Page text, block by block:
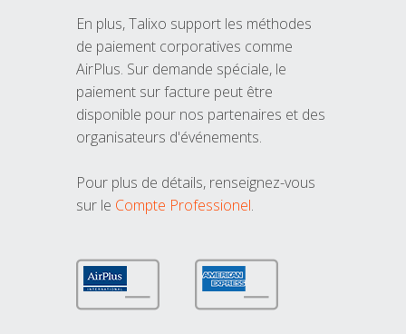
En plus, Talixo support les méthodes
de paiement corporatives comme
AirPlus. Sur demande spéciale, le
paiement sur facture peut être
disponible pour nos partenaires et des
organisateurs d'événements.
Pour plus de détails, renseignez-vous
sur le Compte Professionel.